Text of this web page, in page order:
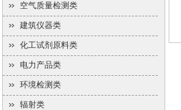
空气质量检测类
建筑仪器类
化工试剂原料类
电力产品类
环境检测类
辐射类